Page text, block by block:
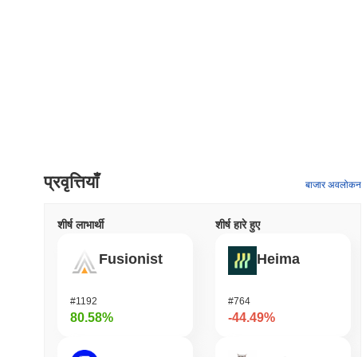
प्रवृत्तियाँ बाजार अवलोकन
शीर्ष लाभार्थी
Fusionist
#1192
80.58%
शीर्ष हारे हुए
Heima
#764
-44.49%